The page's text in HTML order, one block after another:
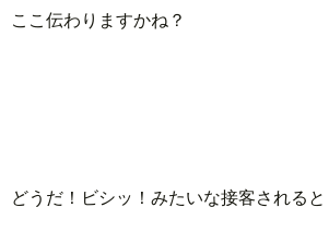
ここ伝わりますかね？
どうだ！ビシッ！みたいな接客されると